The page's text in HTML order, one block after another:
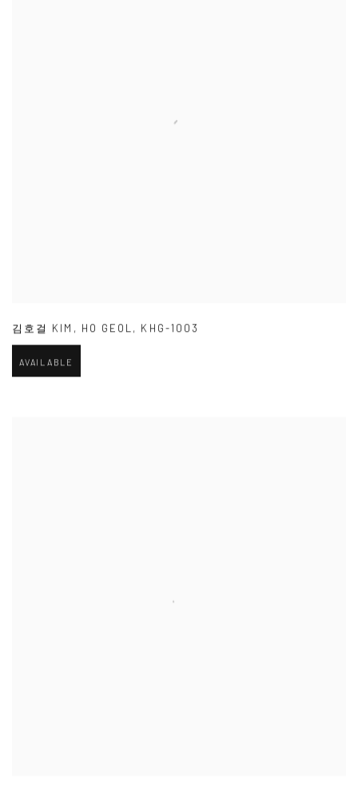
김호걸 KIM , HO GEOL, KHG-1003
AVAILABLE